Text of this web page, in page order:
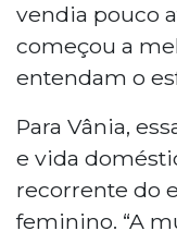
vendia pouco
começou a
entendam o
Para Vânia,
e vida
recorrente do
feminino. “A